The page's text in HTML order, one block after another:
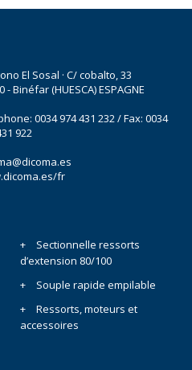
El Sosal · C/ cobalto, 33
- Binéfar (HUESCA) ESPAGNE
0034 974 431 232/ Fax: 0034
922
fr
Sectionnelle ressorts
d’extension 80/100
Souple rapide empilable
Ressorts, moteurs et
accessoires